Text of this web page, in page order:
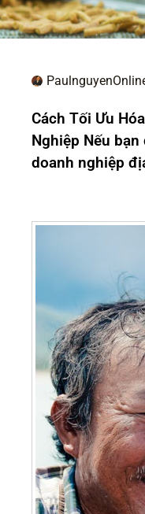
Cách Tối Ưu
Nghiệp Nếu
doanh nghiệp